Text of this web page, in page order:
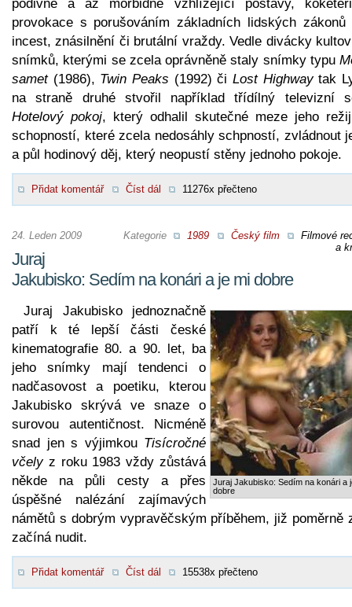
podivné a až morbidně vzhlížející postavy,
provokace s porušováním základních lidských
incest, znásilnění či brutální vraždy. Vedle divácky
snímků, kterými se zcela oprávněně staly snímky typu
samet(1986), Twin Peaks (1992) čiLost Highwaytak
na straně druhé stvořil například třídílný televizní
Hotelový pokoj, který odhalil skutečné meze jeho
schopností, které zcela nedosáhly schpností, zvládnout
a půl hodinový děj, který neopustí stěny jednoho pokoje.
Přidat komentář Číst dál 11276x přečteno
Kategorie 1989 Český film
Filmové
a
24. Leden 2009
Juraj
Jakubisko: Sedím na konári a je mi dobre
Juraj Jakubisko: Sedím na konári a
dobre
Juraj Jakubisko jednoznačně
patří k té lepší části české
kinematografie 80. a 90. let, ba
jeho snímky mají tendenci o
nadčasovost a poetiku, kterou
Jakubisko skrývá ve snaze o
surovou autentičnost. Nicméně
snad jen s výjimkou Tisícročné
včelyz roku 1983 vždy zůstává
někde na půli cesty a přes
úspěšné nalézání zajímavých
námětů s dobrým vypravěčským příběhem, již poměrně
začíná nudit.
Přidat komentář Číst dál 15538x přečteno